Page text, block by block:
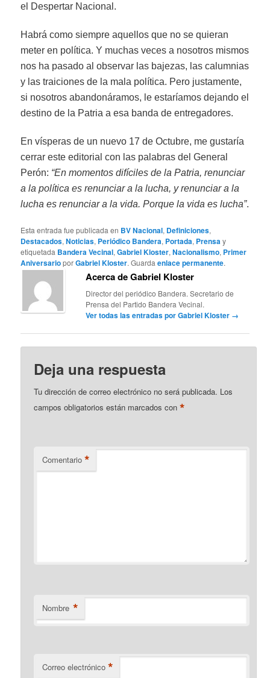
el Despertar Nacional.
Habrá como siempre aquellos que no se quieran
meter en política. Y muchas veces a nosotros mismos
nos ha pasado al observar las bajezas, las calumnias
y las traiciones de la mala política. Pero justamente,
si nosotros abandonáramos, le estaríamos dejando el
destino de la Patria a esa banda de entregadores.
En vísperas de un nuevo 17 de Octubre, me gustaría
cerrar este editorial con las palabras del General
Perón: “En momentos difíciles de la Patria, renunciar
a la política es renunciar a la lucha, y renunciar a la
lucha es renunciar a la vida. Porque la vida es lucha”.
Esta entrada fue publicada en BV Nacional, Definiciones,
Destacados,Noticias, Periódico Bandera, Portada, Prensay
etiquetada Bandera Vecinal,Gabriel Kloster,Nacionalismo, Primer
AniversarioporGabriel Kloster. Guardaenlace permanente.
Acerca de Gabriel Kloster
Director del periódico Bandera. Secretario de
Prensa del Partido Bandera Vecinal.
Ver todas las entradas por Gabriel Kloster →
Deja una respuesta
Tu dirección de correo electrónico no será publicada. Los
campos obligatorios están marcados con*
Comentario *
Nombre *
Correo electrónico *